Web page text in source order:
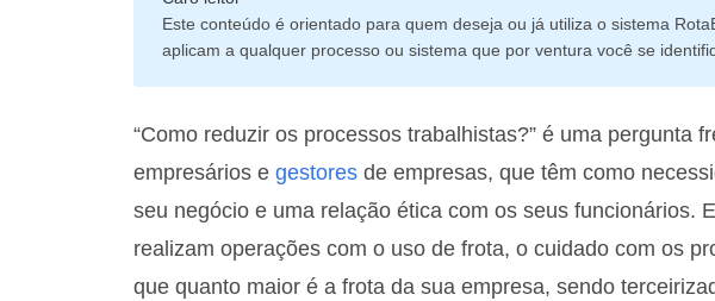
Este conteúdo é orientado para quem deseja ou já utiliza o sistema
aplicam a qualquer processo ou sistema que por ventura você se
“Como reduzir os processos trabalhistas?” é uma pergunta
empresários e gestores de empresas, que têm como
seu negócio e uma relação ética com os seus funcionários.
realizam operações com o uso de frota, o cuidado com os
que quanto maior é a frota da sua empresa, sendo